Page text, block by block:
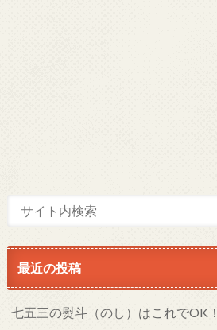
最近の投稿
七五三の熨斗（のし）はこれでOK！